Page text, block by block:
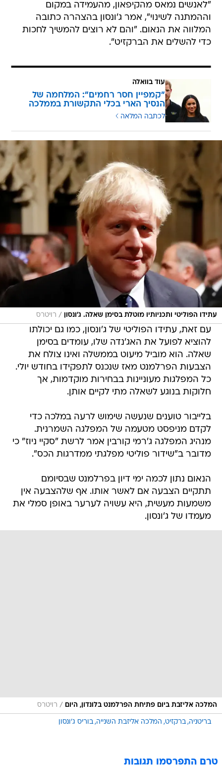
"לאנשים נמאס מהקיפאון, מהעמידה במקום
וההמתנה לשינוי", אמר ג'ונסון בהצהרה כתובה
המלווה את הנאום. "והם לא רוצים להמשיך לחכות
כדי להשלים את הברקזיט".
עוד בוואלה
"קמפיין חסר רחמים": המלחמה של
הנסיך הארי בכלי התקשורת בממלכה
לכתבה המלאה
עתידו הפוליטי ותכניותיו מוטלת בסימן שאלה. ג'ונסון / רויטרס
עם זאת, עתידו הפוליטי של ג'ונסון, כמו גם יכולתו
להוציא לפועל את האג'נדה שלו, עומדים בסימן
שאלה. הוא מוביל מיעוט בממשלה ואינו צולח את
הצבעות הפרלמנט מאז שנכנס לתפקידו בחודש יולי.
כל המפלגות מעוניינות בבחירות מוקדמות, אך
חלוקות בנוגע לשאלה מתי לקיים אותן.
בלייבור טוענים שנעשה שימוש לרעה במלכה כדי
לקדם מניפסט מטעמה של המפלגה השמרנית.
מנהיג המפלגה ג'רמי קורבין אמר לרשת "סקיי ניוז" כי
מדובר ב"שידור פוליטי מפלגתי ממדרגות הכס".
הנאום נתון לכמה ימי דיון בפרלמנט שבסיומם
תתקיים הצבעה אם לאשר אותו. אף שלהצבעה אין
משמעות מעשית, היא עשויה לערער באופן סמלי את
מעמדו של ג'ונסון.
המלכה אליזבת ביום פתיחת הפרלמנט בלונדון, היום / רויטרס
בריטניה ברקזיט המלכה אליזבת השנייה בוריס ג'ונסון
טרם התפרסמו תגובות